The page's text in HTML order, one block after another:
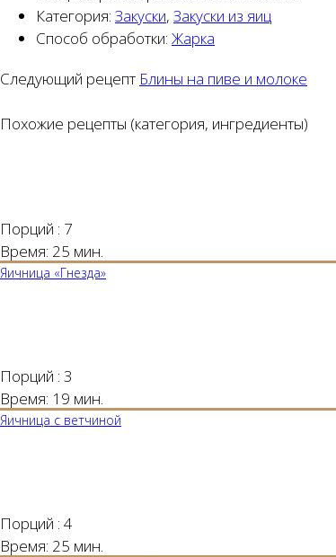
Категория: Закуски, Закуски из яиц
Способ обработки: Жарка
Следующий рецепт Блины на пиве и молоке
Похожие рецепты (категория, ингредиенты)
Порций : 7
Время: 25 мин.
Яичница «Гнезда»
Порций : 3
Время: 19 мин.
Яичница с ветчиной
Порций : 4
Время: 25 мин.